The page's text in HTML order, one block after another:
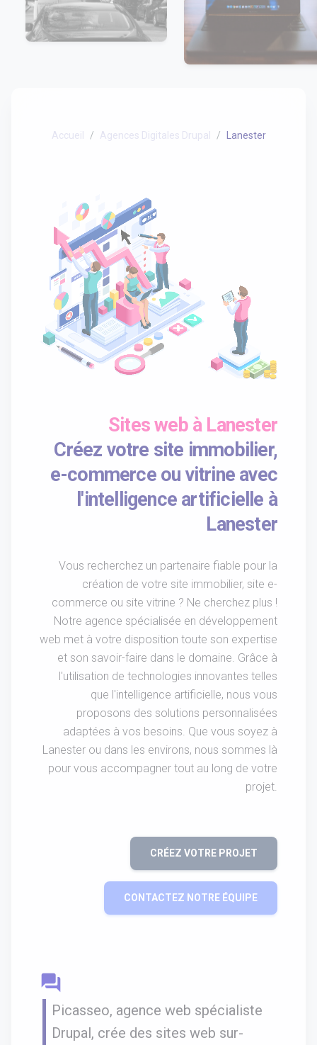
Accueil Agences Digitales Drupal Lanester
Sites web à Lanester
Créez votre site immobilier,
e-commerce ou vitrine avec
l'intelligence artificielle à
Lanester
Vous recherchez un partenaire fiable pour la
création de votre site immobilier, site e-
commerce ou site vitrine ? Ne cherchez plus !
Notre agence spécialisée en développement
web met à votre disposition toute son expertise
et son savoir-faire dans le domaine. Grâce à
l'utilisation de technologies innovantes telles
que l'intelligence artificielle, nous vous
proposons des solutions personnalisées
adaptées à vos besoins. Que vous soyez à
Lanester ou dans les environs, nous sommes là
pour vous accompagner tout au long de votre
projet.
CRÉEZ VOTRE PROJET
CONTACTEZ NOTRE ÉQUIPE
question_answer
Picasseo, agence web spécialiste
Drupal, crée des sites web sur-